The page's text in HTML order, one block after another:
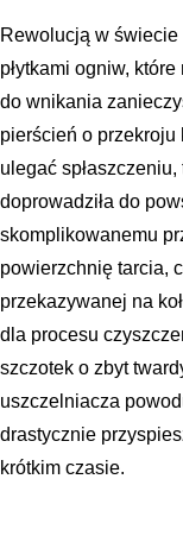
Rewolucją w świecie
płytkami ogniw,
do wnikania
pierścień o przekroju
ulegać
doprowadziła do
skomplikowanemu
powierzchnię tarcia,
przekazywanej na
dla procesu
szczotek o zbyt
uszczelniacza
drastycznie
krótkim czasie.